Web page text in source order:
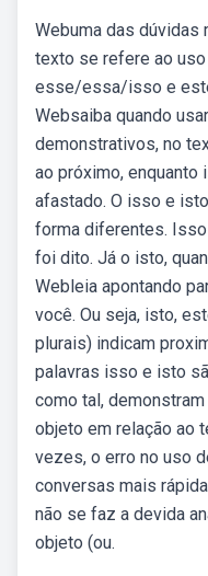
Webuma das dúvidas
texto se refere ao
esse/essa/isso e
Websaiba quando
demonstrativos, no
ao próximo,
afastado. O isso e
forma diferentes.
foi dito. Já o isto,
Webleia apontando
você. Ou seja, isto,
plurais) indicam
palavras isso e isto
como tal,
objeto em relação ao
vezes, o erro no uso
conversas mais
não se faz a devida
objeto (ou.